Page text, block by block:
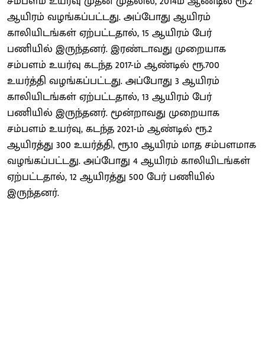
ஆயிரம் வழங்கப்பட்டது. அப்போது ஆயிரம்
காலியிடங்கள் ஏற்பட்டதால், 15 ஆயிரம் பேர்
பணியில் இருந்தனர். இரண்டாவது முறையாக
சம்பளம் உயர்வு கடந்த 2017-ம் ஆண்டில் ரூ.700
உயர்த்தி வழங்கப்பட்டது. அப்போது 3 ஆயிரம்
காலியிடங்கள் ஏற்பட்டதால், 13 ஆயிரம் பேர்
பணியில் இருந்தனர். மூன்றாவது முறையாக
சம்பளம் உயர்வு, கடந்த 2021-ம் ஆண்டில் ரூ.2
ஆயிரத்து 300 உயர்த்தி, ரூ.10 ஆயிரம் மாத சம்பளமாக
வழங்கப்பட்டது. அப்போது 4 ஆயிரம் காலியிடங்கள்
ஏற்பட்டதால், 12 ஆயிரத்து 500 பேர் பணியில்
இருந்தனர்.